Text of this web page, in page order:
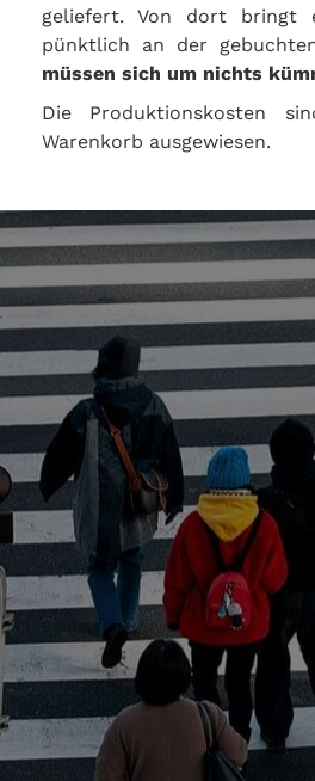
geliefert. Von dort bringt
pünktlich an der
müssen sich um nichts
Die Produktionskosten
Warenkorb ausgewiesen.